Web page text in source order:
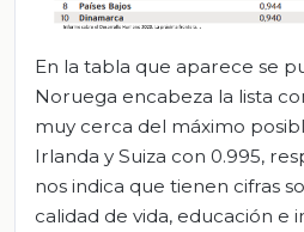
En la tabla que aparece se
Noruega encabeza la lista
muy cerca del máximo
Irlanda y Suiza con 0.995,
nos indica que tienen cifras
calidad de vida, educación e